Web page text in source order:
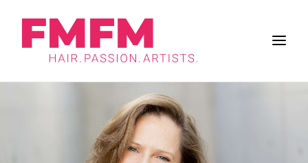
ZUKUNFT DES SALONS